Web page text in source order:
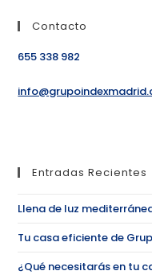
Contacto
655 338 982
Entradas Recientes
Llena de luz
Tu casa eficiente de
¿Qué necesitarás en tu